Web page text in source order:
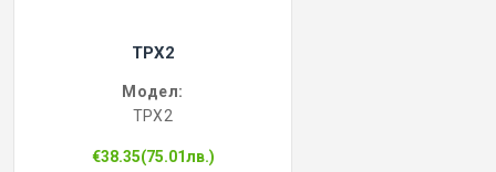
TPX2
Модел:
TPX2
€38.35(75.01лв.)